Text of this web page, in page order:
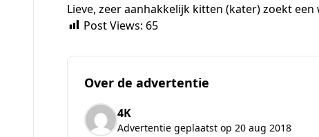
Lieve, zeer aanhakkelijk kitten (kater) zoekt
Post Views: 65
Over de advertentie
4K
Advertentie geplaatst op 20 aug 2018